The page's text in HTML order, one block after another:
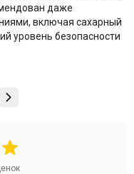
даже
включая сахарный
уровень безопасности